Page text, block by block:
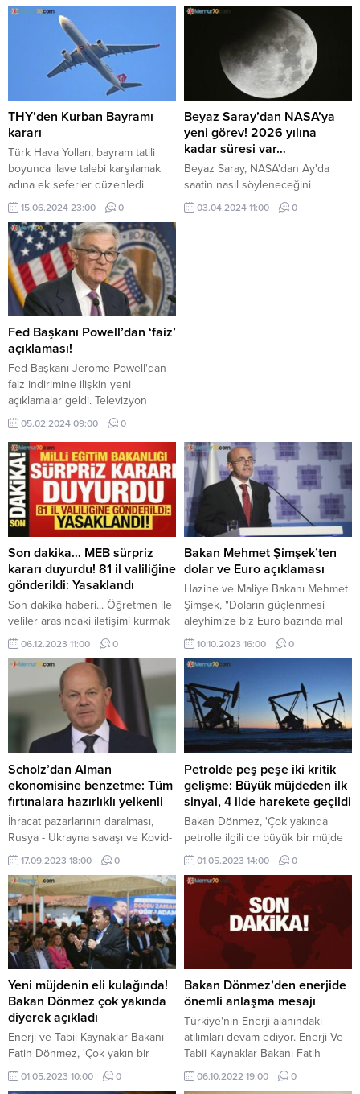
tatildeki iş rehberi...
iş hayatına atılan Değirmenci,
işlettikleri fabrikada ekonomiye
katkı sağlıyor.
THY’den Kurban Bayramı
kararı
Türk Hava Yolları, bayram tatili
boyunca ilave talebi karşılamak
adına ek seferler düzenledi.
Konuyla ilgili açıklama yapan Türk
Hava Yolları Basın Müşaviri Yahya
Üstün yoğun gayret sarf
ettiklerini belirtti.
15.06.2024 23:00 0
Beyaz Saray’dan NASA’ya
yeni görev! 2026 yılına
kadar süresi var…
Beyaz Saray, NASA'dan Ay'da
saatin nasıl söyleneceğini
bulmasını istiyor; Uzay ajansından
ay merkezli bir zaman referans
03.04.2024 11:00 0
Fed Başkanı Powell’dan ‘faiz’
açıklaması!
Fed Başkanı Jerome Powell'dan
faiz indirimine ilişkin yeni
açıklamalar geldi. Televizyon
programında konuşan Powell, faiz
indirimlerine başlamak için doğru
zamanı seçmeye çalıştıklarını
belirterek, dikkatli hareket
edeceklerini ifade etti.
05.02.2024 09:00 0
Son dakika… MEB sürpriz
kararı duyurdu! 81 il valiliğine
gönderildi: Yasaklandı
Son dakika haberi... Öğretmen ile
veliler arasındaki iletişimi kurmak
için gönüllü olarak görev yapan
ancak zaman zaman tartışmalara
neden olan ‘sınıf annesi’
uygulaması Milli Eğitim Bakanlığı
(MEB) tarafından yasaklandı.
06.12.2023 11:00 0
Bakan Mehmet Şimşek’ten
dolar ve Euro açıklaması
Hazine ve Maliye Bakanı Mehmet
Şimşek, "Doların güçlenmesi
aleyhimize biz Euro bazında mal
satıyoruz. En büyük pazarımız
Avrupa bölgesi, ham maddeleri
dolar cinsinden alıyoruz"
ifadelerini kullandı.
10.10.2023 16:00 0
Scholz’dan Alman
ekonomisine benzetme: Tüm
fırtınalara hazırlıklı yelkenli
İhracat pazarlarının daralması,
Rusya - Ukrayna savaşı ve Kovid-
19 kaynaklı tedarik sıkıntılarının
ekonomiyi zorladığını belirten
Almanya Başbakanı, "Şimdi artık
tempoyu artırma zamanı" dedi
17.09.2023 18:00 0
Petrolde peş peşe iki kritik
gelişme: Büyük müjdeden ilk
sinyal, 4 ilde harekete geçildi
Bakan Dönmez, 'Çok yakında
petrolle ilgili de büyük bir müjde
verebiliriz. İnşallah ülkemizin
enerjide dışa bağımlılığını makus
talihinde hep birlikte yenmiş
olacağız.' dedi. Öte yandan TPAO,
15 saha için petrol arama ruhsatı
verdi.
01.05.2023 14:00 0
Yeni müjdenin eli kulağında!
Bakan Dönmez çok yakında
diyerek açıkladı
Enerji ve Tabii Kaynaklar Bakanı
Fatih Dönmez, 'Çok yakın bir
zamanda petrolle ilgili de büyük
bir müjde verebiliriz. Böylece
01.05.2023 10:00 0
Bakan Dönmez’den enerjide
önemli anlaşma mesajı
Türkiye'nin Enerji alanındaki
atılımları devam ediyor. Enerji Ve
Tabii Kaynaklar Bakanı Fatih
Dönmez, BTE, BTC ve TANAP gibi
altyapı projelerinin ...
06.10.2022 19:00 0